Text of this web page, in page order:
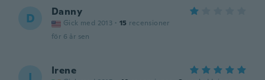
D Danny
Gick med 2013 · 15 recensioner
för 6 år sen
Irene